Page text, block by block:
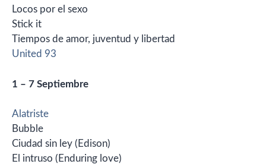
Locos por el sexo
Stick it
Tiempos de amor, juventud y libertad
United 93
1 – 7 Septiembre
Alatriste
Bubble
Ciudad sin ley (Edison)
El intruso (Enduring love)